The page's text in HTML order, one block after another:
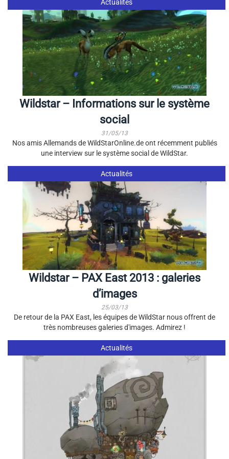
Actualités
Wildstar – Informations sur le système
social
31/05/13
Nos amis Allemands de WildStarOnline.de ont récemment publiés
une interview sur le système social de WildStar.
Actualités
Wildstar – PAX East 2013 : galeries
d’images
25/03/13
De retour de la PAX East, les équipes de WildStar nous offrent de
très nombreuses galeries d'images. Admirez !
Actualités